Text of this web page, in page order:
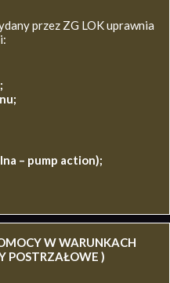
przez ZG LOK uprawnia
– pump action);
W WARUNKACH
POSTRZAŁOWE )